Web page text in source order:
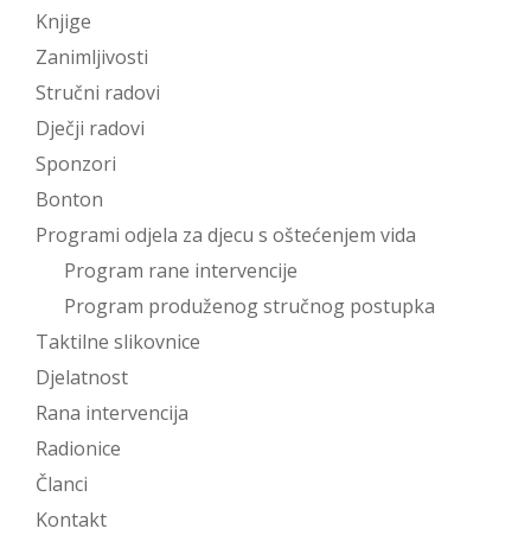
Knjige
Zanimljivosti
Stručni radovi
Dječji radovi
Sponzori
Bonton
Programi odjela za djecu s oštećenjem vida
Program rane intervencije
Program produženog stručnog postupka
Taktilne slikovnice
Djelatnost
Rana intervencija
Radionice
Članci
Kontakt